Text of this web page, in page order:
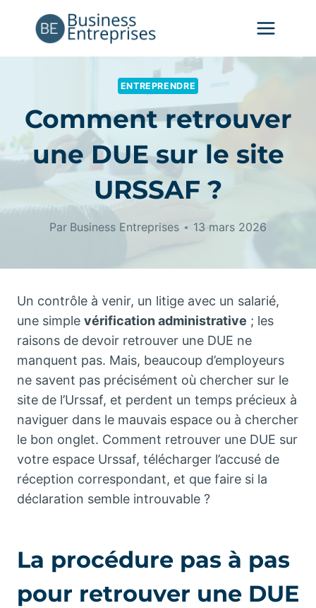
ENTREPRENDRE
Comment retrouver
une DUE sur le site
URSSAF ?
Par Business Entreprises 13 mars 2026
Un contrôle à venir, un litige avec un salarié,
une simple vérification administrative ; les
raisons de devoir retrouver une DUE ne
manquent pas. Mais, beaucoup d’employeurs
ne savent pas précisément où chercher sur le
site de l’Urssaf, et perdent un temps précieux à
naviguer dans le mauvais espace ou à chercher
le bon onglet. Comment retrouver une DUE sur
votre espace Urssaf, télécharger l’accusé de
réception correspondant, et que faire si la
déclaration semble introuvable ?
La procédure pas à pas
pour retrouver une DUE